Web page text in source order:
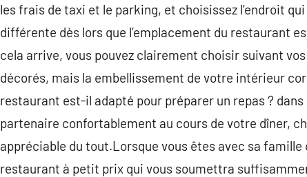
les frais de taxi et le parking, et choisissez l’endroit
différente dès lors que l’emplacement du restaurant
cela arrive, vous pouvez clairement choisir suivant
décorés, mais la embellissement de votre intérieur
restaurant est-il adapté pour préparer un repas ?
partenaire confortablement au cours de votre dîner,
appréciable du tout.Lorsque vous êtes avec sa
restaurant à petit prix qui vous soumettra